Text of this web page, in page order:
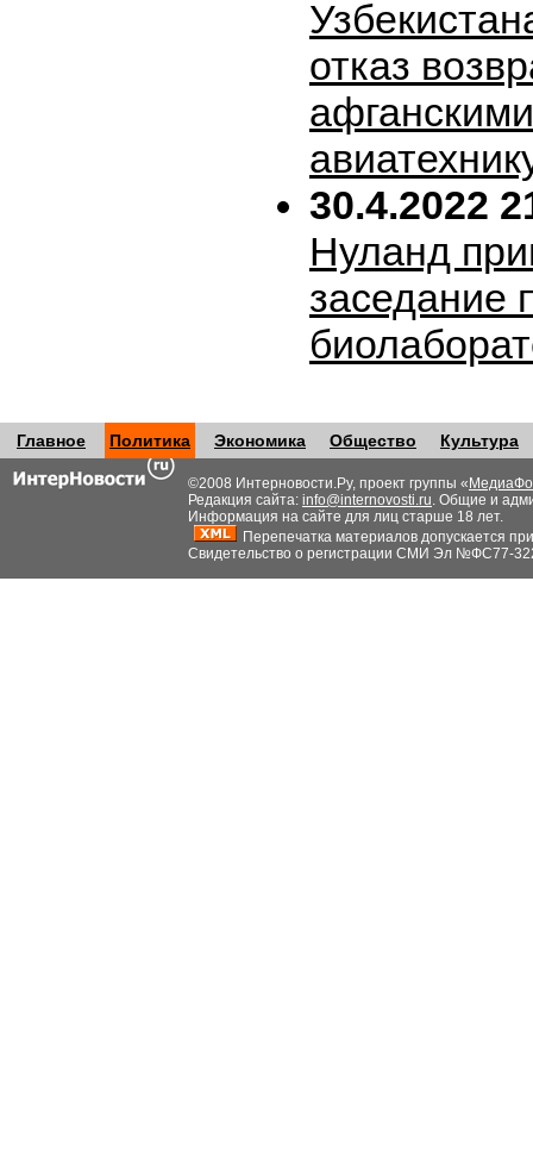
отказ
30.4.2022
Нуланд
заседание
Главное Политика Экономика Общество Культура
©2008 Интерновости.Ру, проект группы «
Редакция сайта: info@internovosti.ru. Общие и
Информация на сайте для лиц старше 18 лет.
Перепечатка материалов допускается
Свидетельство о регистрации СМИ Эл №ФС77-